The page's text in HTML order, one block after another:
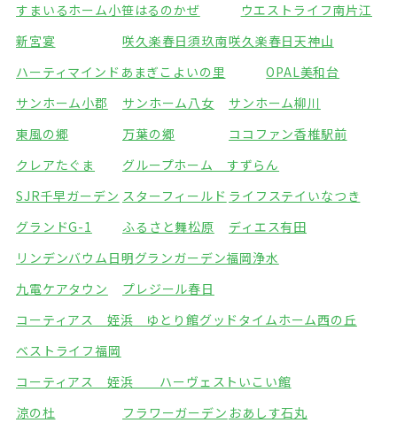
すまいるホーム小笹はるのかぜ
ウエストライフ南片江
新宮宴
咲久楽春日須玖南咲久楽春日天神山
ハーティマインドあまぎ こよいの里
OPAL美和台
サンホーム小郡
サンホーム八女
サンホーム柳川
東風の郷
万葉の郷
ココファン香椎駅前
クレアたぐま
グループホーム すずらん
SJR千早ガーデン スターフィールド ライフステイいなつき
グランドG-1
ふるさと舞松原
ディエス有田
リンデンバウム日明グランガーデン福岡浄水
九電ケアタウン
プレジール春日
コーティアス 姪浜 ゆとり館グッドタイムホーム西の丘
ベストライフ福岡
コーティアス 姪浜 ハーヴェストいこい館
涼の杜
フラワーガーデン おあしす石丸